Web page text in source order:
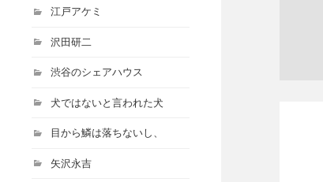
江戸アケミ
沢田研二
渋谷のシェアハウス
犬ではないと言われた犬
目から鱗は落ちないし、
矢沢永吉